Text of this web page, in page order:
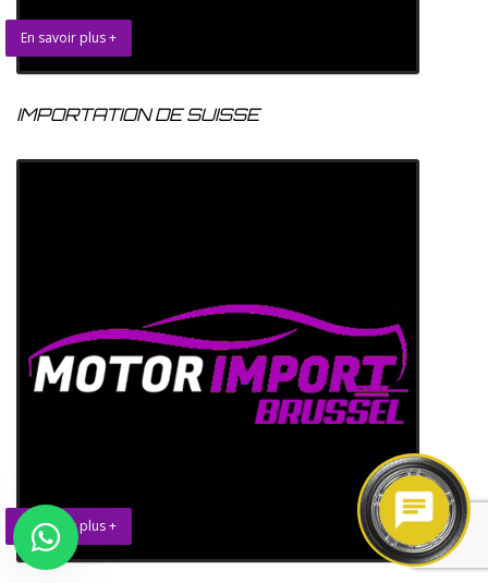
En savoir plus +
IMPORTATION DE SUISSE
En savoir plus +